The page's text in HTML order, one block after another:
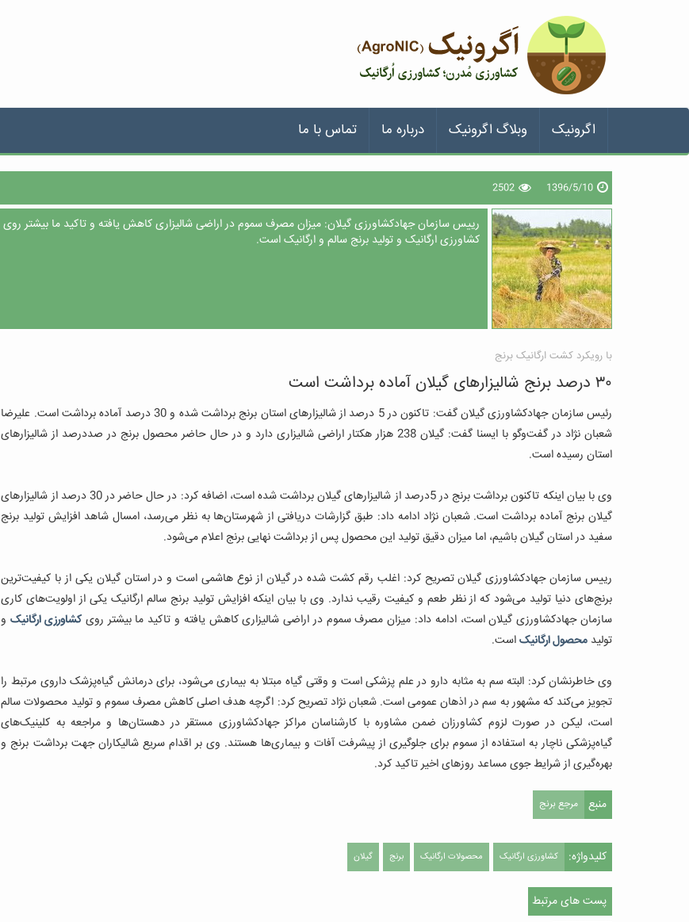
اگرونیک وبلاگ اگرونیک درباره ما تماس با ما
1396/5/10
2502
رییس سازمان جهادکشاورزی گیلان: میزان مصرف سموم در اراضی شالیزاری کاهش یافته و تاکید ما بیشتر روی
کشاورزی ارگانیک و تولید برنج سالم و ارگانیک است.
با رویکرد کشت ارگانیک برنج
۳۰ درصد برنج شالیزارهای گیلان آماده برداشت است
رئیس سازمان جهادکشاورزی گیلان گفت: تاکنون در 5 درصد از شالیزارهای استان برنج برداشت شده و 30 درصد آماده برداشت است.
علیرضا
شعبان نژاد در گفت‌وگو با ایسنا‌ گفت: گیلان 238 هزار هکتار اراضی شالیزاری دارد و در حال حاضر محصول برنج در صددرصد از شالیزارهای
استان رسیده است.
وی با بیان اینکه تاکنون برداشت برنج در‌ 5درصد از شالیزارهای گیلان برداشت شده است، اضافه کرد: در حال حاضر در 30 درصد از شالیزارهای
گیلان برنج آماده برداشت است.شعبان نژاد ادامه داد: طبق گزارشات دریافتی از شهرستان‌ها به نظر می‌رسد، امسال شاهد افزایش تولید برنج
سفید در استان گیلان باشیم، اما میزان دقیق تولید این محصول پس از برداشت نهایی برنج اعلام می‌شود.
رییس سازمان جهادکشاورزی گیلان تصریح کرد: اغلب رقم کشت شده در گیلان از نوع هاشمی است و در استان گیلان یکی از با کیفیت‌ترین
برنج‌های دنیا تولید می‌شود که از نظر طعم و کیفیت رقیب ندارد. وی با بیان اینکه افزایش تولید برنج سالم ارگانیک یکی از اولویت‌های کاری
سازمان جهادکشاورزی گیلان است، ادامه داد: میزان مصرف سموم در اراضی شالیزاری کاهش یافته و تاکید ما بیشتر رویکشاورزی ارگانیکو
تولید محصول ارگانیکاست.
وی خاطرنشان کرد: البته سم به مثابه دارو در علم پزشکی است و وقتی گیاه مبتلا به بیماری می‌شود، برای درمانش گیاه‌پزشک داروی مرتبط را
تجویز می‌کند که مشهور به سم در اذهان عمومی است.شعبان نژاد تصریح کرد: اگرچه هدف اصلی کاهش مصرف سموم و تولید محصولات سالم
است، لیکن در صورت لزوم کشاورزان ضمن مشاوره با کارشناسان مراکز جهادکشاورزی مستقر در دهستان‌ها و مراجعه به کلینیک‌های
گیاه‌پزشکی ناچار به استفاده از سموم برای جلوگیری از پیشرفت آفات و بیماری‌‌ها هستند. وی بر اقدام سریع شالیکاران جهت برداشت برنج و
بهره‌گیری از شرایط جوی مساعد روزهای اخیر تاکید کرد.
منبع مرجع برنج
کلیدواژه: کشاورزی ارگانیک محصولات ارگانیک برنج گیلان
پست های مرتبط